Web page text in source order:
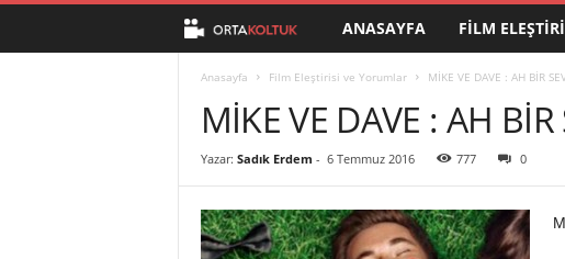
r
t
K
ANASAYFA FILM
Anasayfa Film Eleştirisi ve Yorumlar MİKE VE DAVE : AH BİR
MİKE VE DAVE : AH
Yazar: Sadık Erdem - 6 Temmuz 2016 777 0